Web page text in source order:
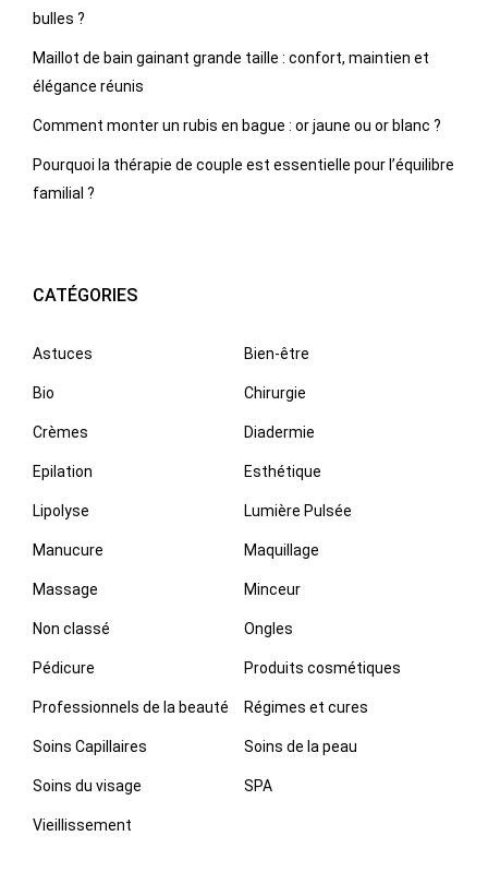
bulles ?
Maillot de bain gainant grande taille : confort, maintien et
élégance réunis
Comment monter un rubis en bague : or jaune ou or blanc ?
Pourquoi la thérapie de couple est essentielle pour l’équilibre
familial ?
CATÉGORIES
Astuces Bien-être
Bio Chirurgie
Crèmes Diadermie
Epilation Esthétique
Lipolyse Lumière Pulsée
Manucure Maquillage
Massage Minceur
Non classé Ongles
Pédicure Produits cosmétiques
Professionnels de la beauté Régimes et cures
Soins Capillaires Soins de la peau
Soins du visage SPA
Vieillissement